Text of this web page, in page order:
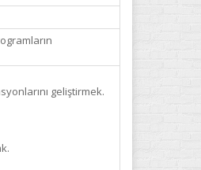
geliştirmek.